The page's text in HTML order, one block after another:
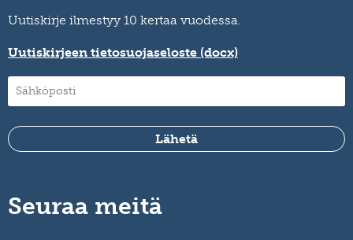
Uutiskirje ilmestyy 10 kertaa vuodessa.
Uutiskirjeen tietosuojaseloste (docx)
Seuraa meitä